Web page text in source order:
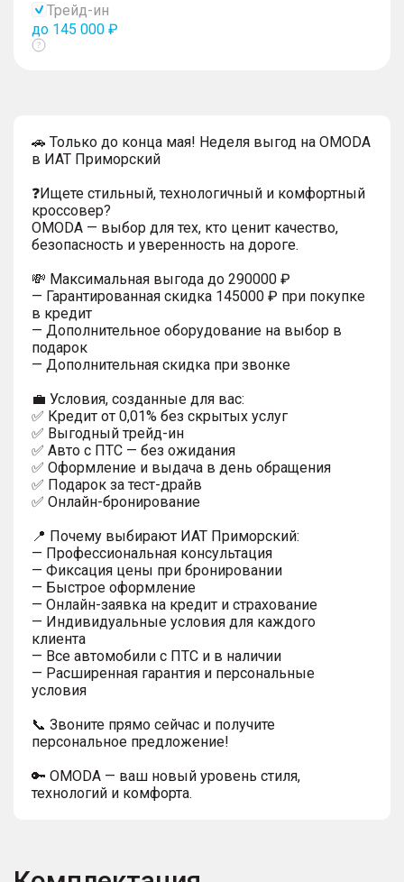
Трейд-ин
до 145 000 ₽
Показать
🚗 Только до конца мая! Неделя выгод на OMODA
в ИАТ Приморский
❓Ищете стильный, технологичный и комфортный
кроссовер?
OMODA — выбор для тех, кто ценит качество,
безопасность и уверенность на дороге.
💸 Максимальная выгода до 290000 ₽
— Гарантированная скидка 145000 ₽ при покупке
в кредит
— Дополнительное оборудование на выбор в
подарок
— Дополнительная скидка при звонке
💼 Условия, созданные для вас:
✅ Кредит от 0,01% без скрытых услуг
✅ Выгодный трейд-ин
✅ Авто с ПТС — без ожидания
✅ Оформление и выдача в день обращения
✅ Подарок за тест-драйв
✅ Онлайн-бронирование
📍 Почему выбирают ИАТ Приморский:
— Профессиональная консультация
— Фиксация цены при бронировании
— Быстрое оформление
— Онлайн-заявка на кредит и страхование
— Индивидуальные условия для каждого
клиента
— Все автомобили с ПТС и в наличии
— Расширенная гарантия и персональные
условия
📞 Звоните прямо сейчас и получите
персональное предложение!
🔑 OMODA — ваш новый уровень стиля,
технологий и комфорта.